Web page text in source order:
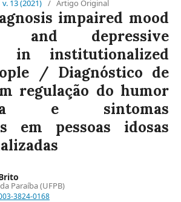
v. 13 (2021) / Artigo Original
impaired mood
and depressive
in institutionalized
/ Diagnóstico de
regulação do humor
e sintomas
em pessoas idosas
Paraíba (UFPB)
3824-0168